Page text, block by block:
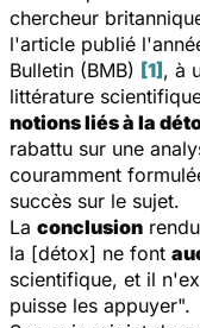
chercheur
l'article publié
Bulletin (BMB) [1], à
littérature
notions liés à la
rabattu sur une
couramment
succès sur le sujet.
La conclusion
la [détox] ne font
scientifique, et il
puisse les appuyer".